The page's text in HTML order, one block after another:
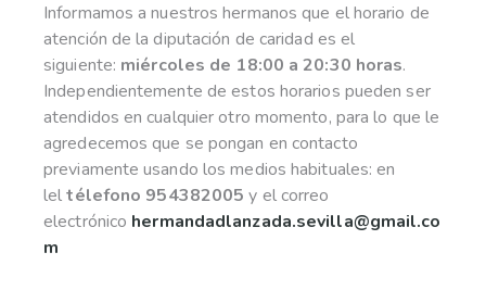
Informamos a nuestros hermanos que el horario de
atención de la diputación de caridad es el
siguiente: miércoles de 18:00 a 20:30 horas.
Independientemente de estos horarios pueden ser
atendidos en cualquier otro momento, para lo que le
agredecemos que se pongan en contacto
previamente usando los medios habituales: en
leltélefono 954382005 y el correo
electrónico hermandadlanzada.sevilla@gmail.co
m